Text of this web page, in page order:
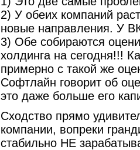
2) У обеих компаний
новые направления. У
3) Обе собираются
холдинга на сегодня!!!
примерно с такой же
Софтлайн говорит об
это даже больше его
Сходство прямо
компании, вопреки
стабильно НЕ